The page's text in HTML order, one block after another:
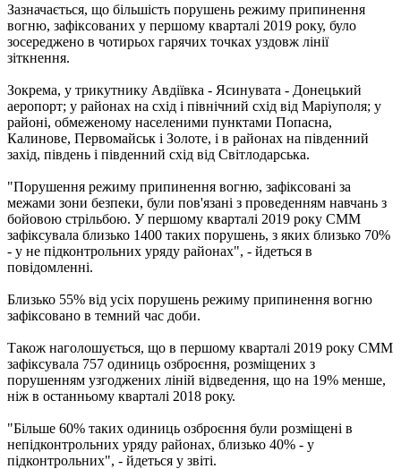
Зазначається, що більшість порушень режиму припинення
вогню, зафіксованих у першому кварталі 2019 року, було
зосереджено в чотирьох гарячих точках уздовж лінії
зіткнення.
Зокрема, у трикутнику Авдіївка - Ясинувата - Донецький
аеропорт; у районах на схід і північний схід від Маріуполя; у
районі, обмеженому населеними пунктами Попасна,
Калинове, Первомайськ і Золоте, і в районах на південний
захід, південь і південний схід від Світлодарська.
"Порушення режиму припинення вогню, зафіксовані за
межами зони безпеки, були пов'язані з проведенням навчань з
бойовою стрільбою. У першому кварталі 2019 року СММ
зафіксувала близько 1400 таких порушень, з яких близько 70%
- у не підконтрольних уряду районах", - йдеться в
повідомленні.
Близько 55% від усіх порушень режиму припинення вогню
зафіксовано в темний час доби.
Також наголошується, що в першому кварталі 2019 року СММ
зафіксувала 757 одиниць озброєння, розміщених з
порушенням узгоджених ліній відведення, що на 19% менше,
ніж в останньому кварталі 2018 року.
"Більше 60% таких одиниць озброєння були розміщені в
непідконтрольних уряду районах, близько 40% - у
підконтрольних", - йдеться у звіті.